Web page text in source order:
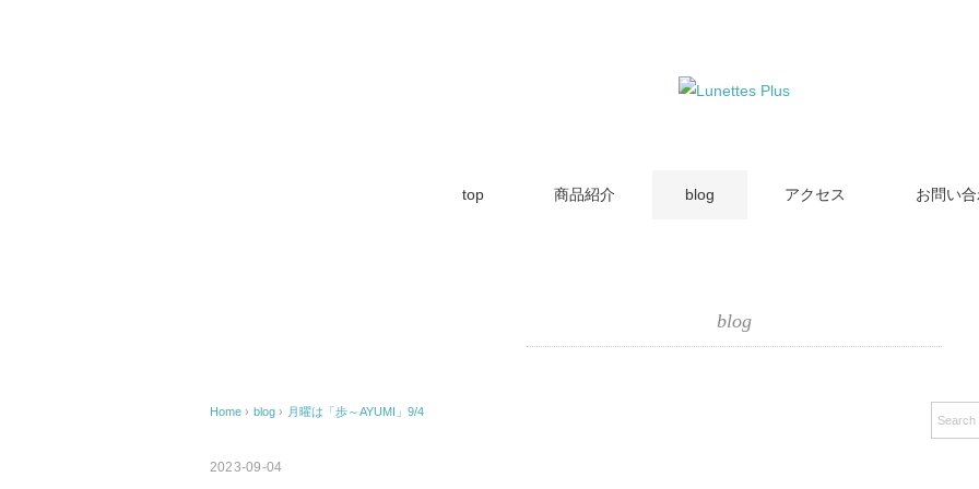
top 商品紹介 blog アクセス お問い
blog
Home › blog › 月曜は「歩～AYUMI」9/4
2023-09-04